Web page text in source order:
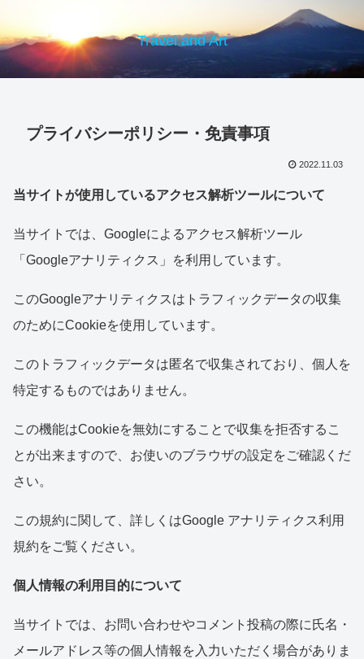
Travel and Art
プライバシーポリシー・免責事項
2022.11.03
当サイトが使用しているアクセス解析ツールについて
当サイトでは、Googleによるアクセス解析ツール
「Googleアナリティクス」を利用しています。
このGoogleアナリティクスはトラフィックデータの収集
のためにCookieを使用しています。
このトラフィックデータは匿名で収集されており、個人を
特定するものではありません。
この機能はCookieを無効にすることで収集を拒否するこ
とが出来ますので、お使いのブラウザの設定をご確認くだ
さい。
この規約に関して、詳しくはGoogle アナリティクス利用
規約をご覧ください。
個人情報の利用目的について
当サイトでは、お問い合わせやコメント投稿の際に氏名・
メールアドレス等の個人情報を入力いただく場合がありま